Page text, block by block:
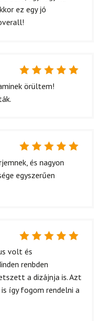
ez egy jó
Értékelés:
örültem!
Értékelés:
/ 5
és nagyon
egyszerűen
Értékelés:
volt és
renbden
a dizájnja is. Azt
így fogom rendelni a